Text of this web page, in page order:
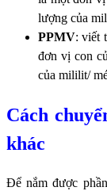
lượng của
PPMV: viết
đơn vị con
của mililit/
Cách
khác
Để nắm được